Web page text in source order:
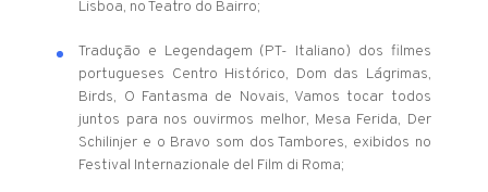
Lisboa, no Teatro do Bairro;
Tradução e Legendagem (PT- Italiano) dos filmes
portugueses Centro Histórico, Dom das Lágrimas,
Birds, O Fantasma de Novais, Vamos tocar todos
juntos para nos ouvirmos melhor, Mesa Ferida, Der
Schilinjer e o Bravo som dos Tambores, exibidos no
Festival Internazionale del Film di Roma;